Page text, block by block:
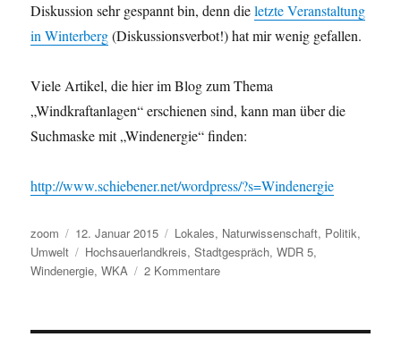
Diskussion sehr gespannt bin, denn dieletzte Veranstaltung
in Winterberg(Diskussionsverbot!) hat mir wenig gefallen.
Viele Artikel, die hier im Blog zum Thema
„Windkraftanlagen“ erschienen sind, kann man über die
Suchmaske mit „Windenergie“ finden:
http://www.schiebener.net/wordpress/?s=Windenergie
Autor
zoom
Veröffentlicht
am
12. Januar 2015 Kategorien
Lokales, Naturwissenschaft, Politik,
Umwelt
Schlagwörter
Hochsauerlandkreis,Stadtgespräch,WDR 5,
Windenergie,WKA 2 Kommentarezu
Stadtgespräch